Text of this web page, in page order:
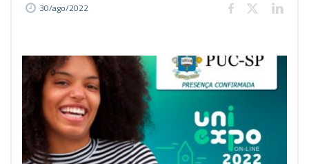
30/ago/2022